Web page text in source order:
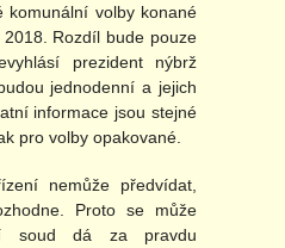
komunální volby konané
Rozdíl bude pouze
prezident nýbrž
jednodenní a jejich
informace jsou stejné
pro volby opakované.
nemůže předvídat,
Proto se může
soud dá za pravdu